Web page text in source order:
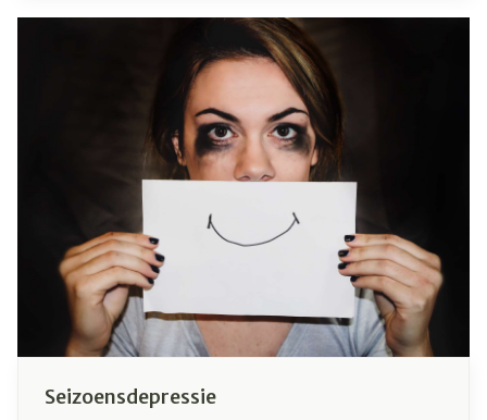
niet altijd met een standaardoplossing kan
worden behandeld. In zulke gevallen kan de
apotheker een geneesmiddel op maat maken,
een behandeling die volledig wordt afgestemd
op de noden van de patiënt: een magistrale
Seizoensdepressie